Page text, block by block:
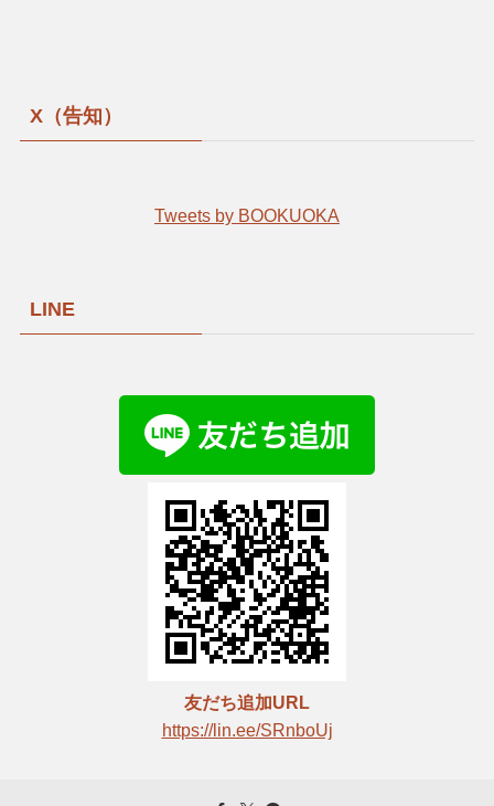
X（告知）
Tweets by BOOKUOKA
LINE
友だち追加URL
https://lin.ee/SRnboUj